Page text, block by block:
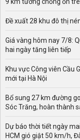
9 km tường chống ồn
Đề xuất 28 khu đô thị
Giá vàng hôm nay 7/8:
hai ngày tăng liên tiếp
Khu vực Công viên Cầu
mới tại Hà Nội
Bổ sung 27 km đường
Sóc Trăng, hoàn thành
Dự báo thời tiết ngày
HCM gió giật 50 km/h,